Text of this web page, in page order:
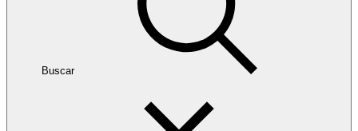
Buscar